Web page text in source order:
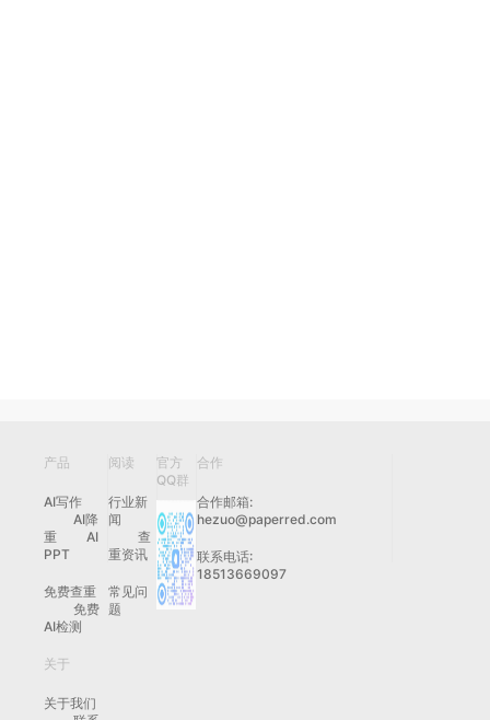
产品
AI写作
AI降
重
AI
PPT
免费查重
免费
AI检测
关于
关于我们
阅读
行业新
闻
查
重资讯
常见问
题
官方
QQ群
合作
合作邮箱:
hezuo@paperred.com
联系电话:
18513669097